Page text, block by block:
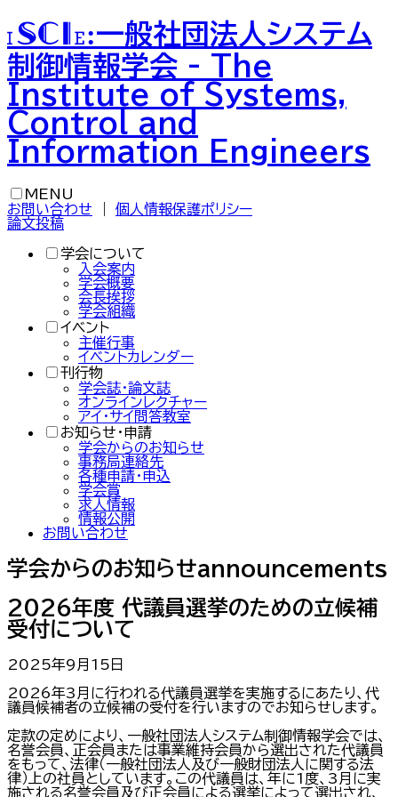
ISCIE:一般社団法人システム
制御情報学会 - The
Institute of Systems,
Control and
Information Engineers
MENU
お問い合わせ
個人情報保護ポリシー
論文投稿
学会について
入会案内
学会概要
会長挨拶
学会組織
イベント
主催行事
イベントカレンダー
刊行物
学会誌・論文誌
オンラインレクチャー
アイ・サイ問答教室
お知らせ・申請
学会からのお知らせ
事務局連絡先
各種申請・申込
学会賞
求人情報
情報公開
お問い合わせ
学会からのお知らせannouncements
2026年度 代議員選挙のための立候補
受付について
2025年9月15日
2026年3月に行われる代議員選挙を実施するにあたり、代
議員候補者の立候補の受付を行いますのでお知らせします。
定款の定めにより、一般社団法人システム制御情報学会では、
名誉会員、正会員または事業維持会員から選出された代議員
をもって、法律（一般社団法人及び一般財団法人に関する法
律）上の社員としています。この代議員は、年に1度、3月に実
施される名誉会員及び正会員による選挙によって選出され、